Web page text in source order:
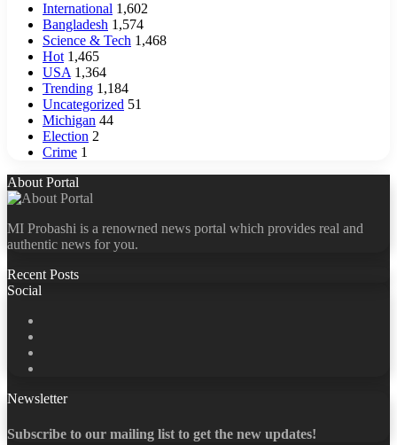
International 1,602
Bangladesh 1,574
Science & Tech 1,468
Hot 1,465
USA 1,364
Trending 1,184
Uncategorized 51
Michigan 44
Election 2
Crime 1
About Portal
MI Probashi is a renowned news portal which provides real and
authentic news for you.
Recent Posts
Social
Newsletter
Subscribe to our mailing list to get the new updates!